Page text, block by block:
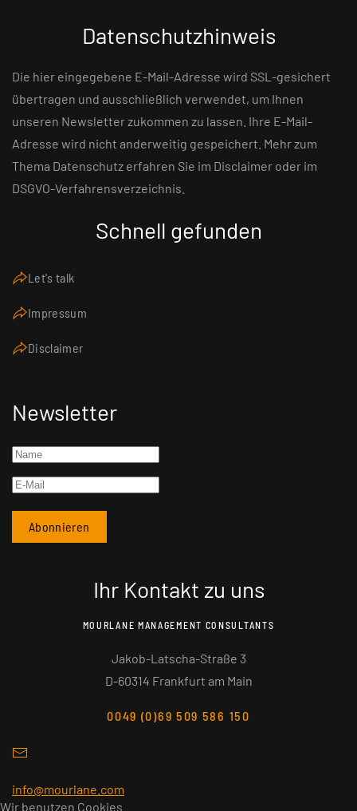
Datenschutzhinweis
Die hier eingegebene E-Mail-Adresse wird SSL-gesichert
übertragen und ausschließlich verwendet, um Ihnen
unseren Newsletter zukommen zu lassen. Ihre E-Mail-
Adresse wird nicht anderweitig gespeichert. Mehr zum
Thema Datenschutz erfahren Sie im Disclaimer oder im
DSGVO-Verfahrensverzeichnis.
Schnell gefunden
Let's talk
Impressum
Disclaimer
Newsletter
Ihr Kontakt zu uns
MOURLANE MANAGEMENT CONSULTANTS
Jakob-Latscha-Straße 3
D-60314 Frankfurt am Main
0049 (0)69 509 586 150
info@mourlane.com
Wir benutzen Cookies